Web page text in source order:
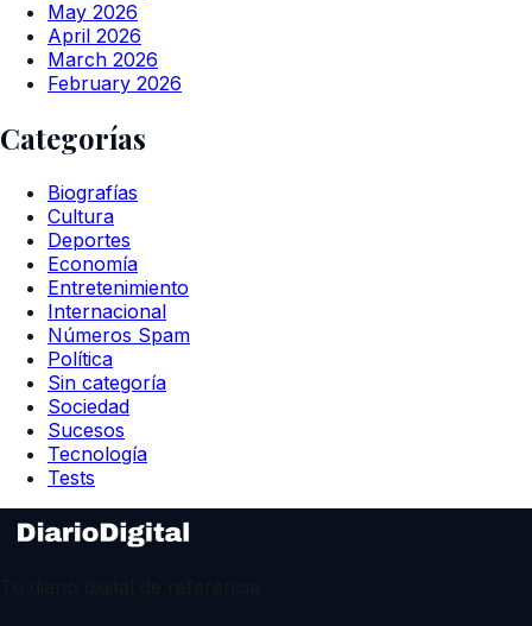
May 2026
April 2026
March 2026
February 2026
Categorías
Biografías
Cultura
Deportes
Economía
Entretenimiento
Internacional
Números Spam
Política
Sin categoría
Sociedad
Sucesos
Tecnología
Tests